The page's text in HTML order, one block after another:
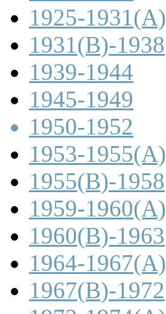
1925-1931(A)
1931(B)-1938
1939-1944
1945-1949
1950-1952
1953-1955(A)
1955(B)-1958
1959-1960(A)
1960(B)-1963
1964-1967(A)
1967(B)-1972